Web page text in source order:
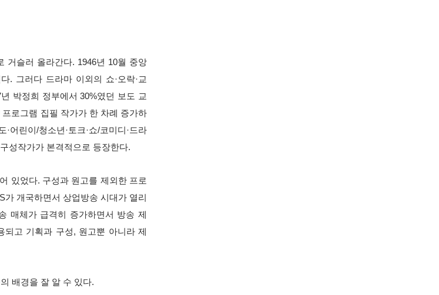
거슬러 올라간다. 1946년 10월 중앙
. 그러다 드라마 이외의 쇼·오락·교
박정희 정부에서 30%였던 보도 교
로그램 집필 작가가 한 차례 증가하
린이/청소년·토크·쇼/코미디·드라
성작가가 본격적으로 등장한다.
있었다. 구성과 원고를 제외한 프로
가 개국하면서 상업방송 시대가 열리
매체가 급격히 증가하면서 방송 제
고 기획과 구성, 원고뿐 아니라 제
배경을 잘 알 수 있다.